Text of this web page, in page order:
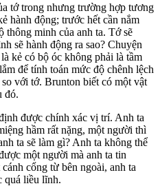
tớ trong nhưng trường hợp tương
hành động; trước hết cần nắm
thông minh của anh ta. Tớ sẽ
sẽ hành động ra sao? Chuyện
kẻ có bộ óc không phải là tầm
để tính toán mức độ chênh lệch
với tớ. Brunton biết có một vật
đó.
được chính xác vị trí. Anh ta
hầm rất nặng, một người thì
ta sẽ làm gì? Anh ta không thể
một người mà anh ta tin
cổng từ bên ngoài, anh ta
quá liều lĩnh.